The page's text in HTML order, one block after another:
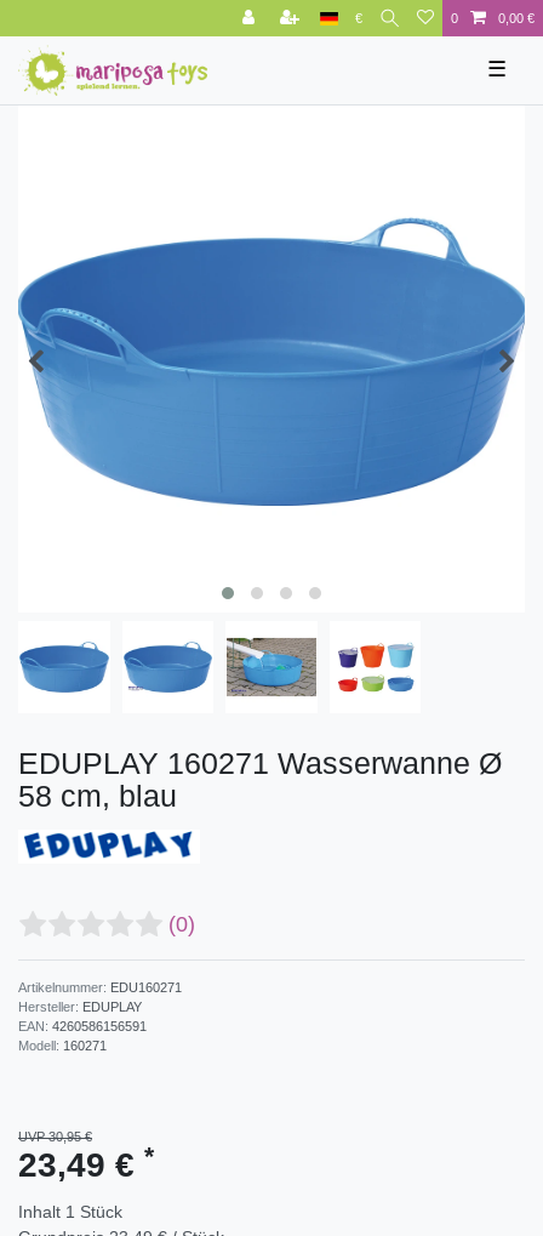
€ 0 0,00 €
☰
EDUPLAY 160271 Wasserwanne Ø
58 cm, blau
(0)
Artikelnummer: EDU160271
Hersteller: EDUPLAY
EAN: 4260586156591
Modell: 160271
UVP 30,95 €
23,49 € *
Inhalt 1 Stück